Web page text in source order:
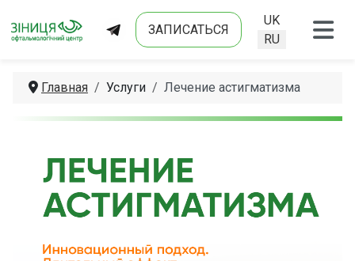
ЗАПИСАТЬСЯ
Выберите язык
UK
RU
Главная Услуги Лечение астигматизма